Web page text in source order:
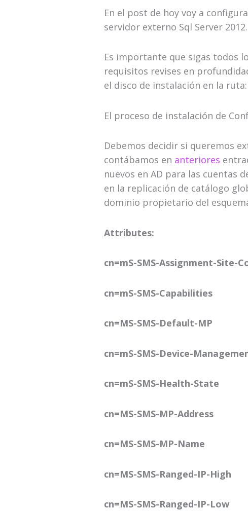
En el post de hoy voy a
servidor externo Sql Server 2012.
Es importante que sigas todos
requisitos revises en
el disco de instalación en la ruta:
El proceso de instalación de
Debemos decidir si queremos
contábamos en anteriores
nuevos en AD para las cuentas
en la replicación de catálogo
dominio propietario del
Attributes:
cn=mS-SMS-Assignment-Site-
cn=mS-SMS-Capabilities
cn=MS-SMS-Default-MP
cn=mS-SMS-Device-
cn=mS-SMS-Health-State
cn=MS-SMS-MP-Address
cn=MS-SMS-MP-Name
cn=MS-SMS-Ranged-IP-High
cn=MS-SMS-Ranged-IP-Low